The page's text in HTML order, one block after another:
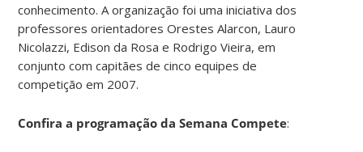
conhecimento. A organização foi uma iniciativa dos
professores orientadores Orestes Alarcon, Lauro
Nicolazzi, Edison da Rosa e Rodrigo Vieira, em
conjunto com capitães de cinco equipes de
competição em 2007.
Confira a programação da Semana Compete: